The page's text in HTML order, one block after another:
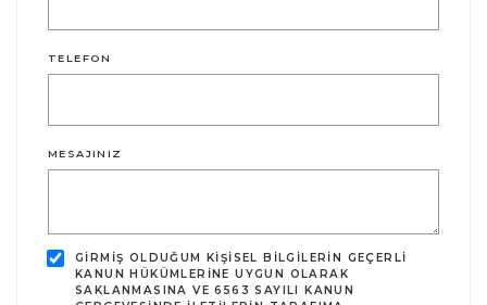
TELEFON
MESAJINIZ
GIRMIŞ OLDUĞUM KIŞISEL BILGILERIN GEÇERLI
KANUN HÜKÜMLERINE UYGUN OLARAK
SAKLANMASINA VE 6563 SAYILI KANUN